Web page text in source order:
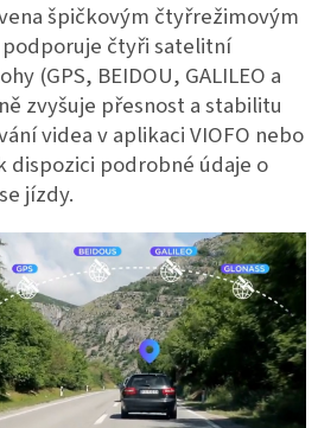
špičkovým čtyřrežimovým
čtyři satelitní
(GPS, BEIDOU, GALILEO a
zvyšuje přesnost a stabilitu
videa v aplikaci VIOFO nebo
dispozici podrobné údaje o
jízdy.